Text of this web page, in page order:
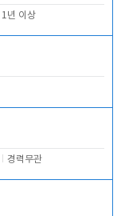
1년 이상
경력무관